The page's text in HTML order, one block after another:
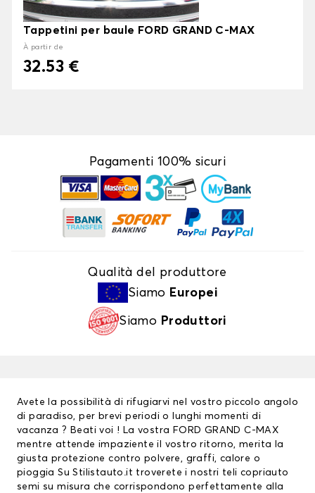
Tappetini per baule FORD GRAND C-MAX
À partir de
32.53 €
Pagamenti 100% sicuri
Qualità del produttore
Siamo Europei
Siamo Produttori
Avete la possibilità di rifugiarvi nel vostro piccolo angolo
di paradiso, per brevi periodi o lunghi momenti di
vacanza ? Beati voi ! La vostra FORD GRAND C-MAX
mentre attende impaziente il vostro ritorno, merita la
giusta protezione contro polvere, graffi, calore o
pioggia Su Stilistauto.it troverete i nostri teli copriauto
semi su misura che corrispondono perfettamente alla